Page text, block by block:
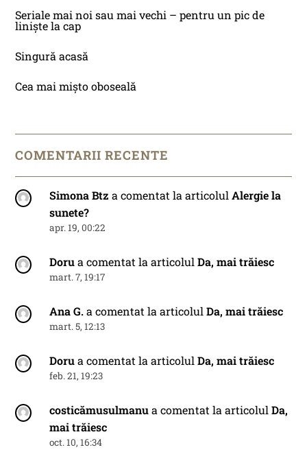
Seriale mai noi sau mai vechi – pentru un pic de
liniște la cap
Singură acasă
Cea mai mișto oboseală
COMENTARII RECENTE
Simona Btz a comentat la articolulAlergie la
sunete?
apr. 19, 00:22
Dorua comentat la articolulDa, mai trăiesc
mart. 7, 19:17
Ana G.a comentat la articolulDa, mai trăiesc
mart. 5, 12:13
Dorua comentat la articolulDa, mai trăiesc
feb. 21, 19:23
costicămusulmanua comentat la articolulDa,
mai trăiesc
oct. 10, 16:34